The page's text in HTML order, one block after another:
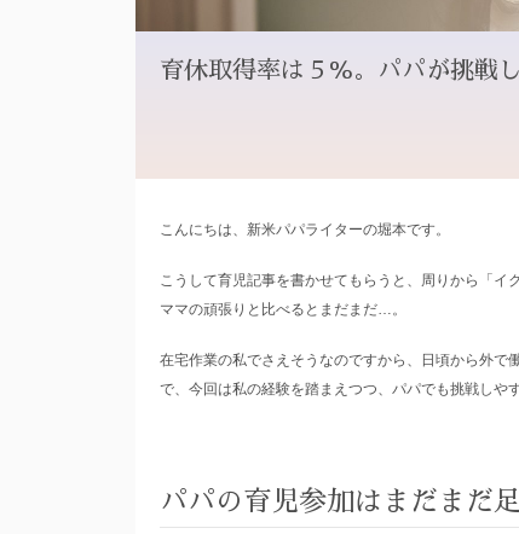
育休取得率は５％。パパが挑戦
こんにちは、新米パパライターの堀本です。
こうして育児記事を書かせてもらうと、周りから「イ
ママの頑張りと比べるとまだまだ…。
在宅作業の私でさえそうなのですから、日頃から外で
で、今回は私の経験を踏まえつつ、パパでも挑戦しや
パパの育児参加はまだまだ